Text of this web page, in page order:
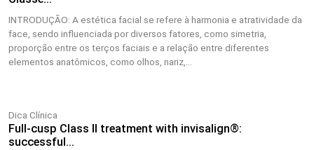
INTRODUÇÃO: A estética facial se refere à harmonia e atratividade da
face, sendo influenciada por diversos fatores, como simetria,
proporção entre os terços faciais e a relação entre diferentes
elementos anatômicos, como olhos, nariz,...
Dica Clínica
Full-cusp Class II treatment with invisalign®:
successful...